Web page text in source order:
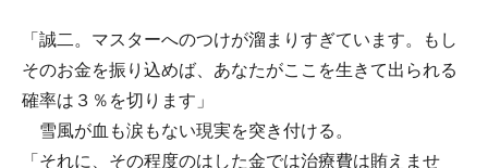
「誠二。マスターへのつけが溜まりすぎています。もし
そのお金を振り込めば、あなたがここを生きて出られる
確率は３％を切ります」
雪風が血も涙もない現実を突き付ける。
「それに、その程度のはした金では治療費は賄えませ